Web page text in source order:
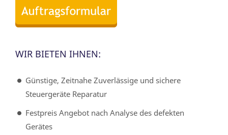
WIR BIETEN IHNEN:
Günstige, Zeitnahe Zuverlässige und sichere
Steuergeräte Reparatur
Festpreis Angebot nach Analyse des defekten
Gerätes